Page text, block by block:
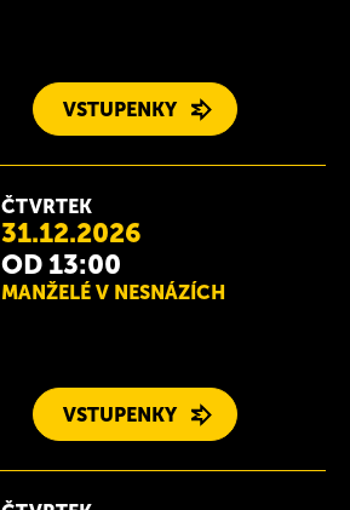
VSTUPENKY
ČTVRTEK
31.12.2026
OD 13:00
MANŽELÉ V NESNÁZÍCH
VSTUPENKY